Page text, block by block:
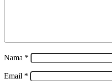
Nama *
Email *